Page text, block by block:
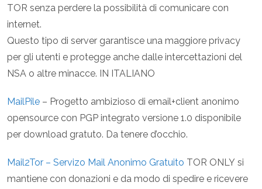
TOR senza perdere la possibilità di comunicare con
internet.
Questo tipo di server garantisce una maggiore privacy
per gli utenti e protegge anche dalle intercettazioni del
NSA o altre minacce. IN ITALIANO
MailPile – Progetto ambizioso di email+client anonimo
opensource con PGP integrato versione 1.0 disponibile
per download gratuto. Da tenere d’occhio.
Mail2Tor – Servizo Mail Anonimo Gratuito TOR ONLY si
mantiene con donazioni e da modo di spedire e ricevere